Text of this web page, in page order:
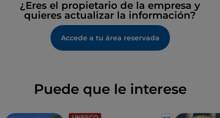
¿Eres el propietario de la empresa y
quieres actualizar la información?
Accede a tu área reservada
Puede que le interese